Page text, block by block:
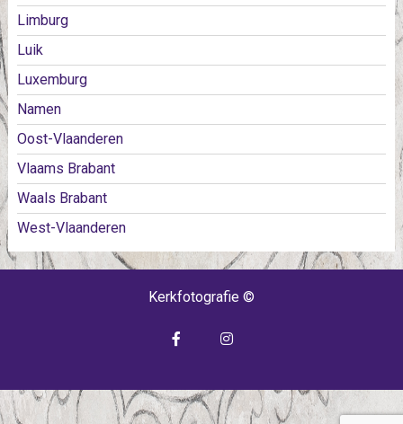
Limburg
Luik
Luxemburg
Namen
Oost-Vlaanderen
Vlaams Brabant
Waals Brabant
West-Vlaanderen
Kerkfotografie ©